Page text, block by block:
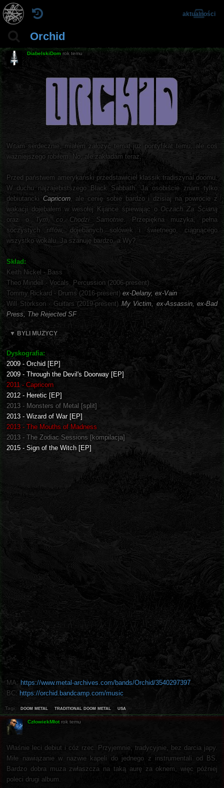
Orchid
aktualności
DiabelskiDom rok temu
Witam serdecznie, miałem założyć temat już pontyfikat temu, ale coś
ważniejszego robiłem. No, ale zakładam teraz.
Przed państwem amerykański przedstawiciel klassik tradiszynal doomu.
W duchu najzajebistszego Black Sabbath. Ja osobiście znam tylko
debiutancki Capricorn, ale cenię sobie bardzo i dzisiaj na powrocie z
wakacji dojebałem w wesołej Kijance śpiewając o Oczach Za Ścianą
oraz o Tym, co Chodzi Samotnie. Przepiękna muzyka, pełna
soczystych riffów, dojebanych solówek i świetnego, ciągnącego
wszystko wokalu. Ja szanuję bardzo, a Wy?
Skład:
Keith Nickel - Bass
Theo Mindell - Vocals, Percussion (2006-present)
Tommy Rickard - Drums (2016-present) ex-Delany, ex-Vain
Will Storkson - Guitars (2019-present) My Victim, ex-Assassin, ex-Bad
Press, The Rejected SF
▼ BYLI MUZYCY
Dyskografia:
2009 - Orchid [EP]
2009 - Through the Devil's Doorway [EP]
2011 - Capricorn
2012 - Heretic [EP]
2013 - Monsters of Metal [split]
2013 - Wizard of War [EP]
2013 - The Mouths of Madness
2013 - The Zodiac Sessions [kompilacja]
2015 - Sign of the Witch [EP]
MA: https://www.metal-archives.com/bands/Orchid/3540297397
BC: https://orchid.bandcamp.com/music
Tagi: doom metal traditional doom metal usa
CzłowiekMłot rok temu
Właśnie leci debiut i cóż rzec. Przyjemnie, tradycyjnie, bez darcia japy.
Miłe nawiązanie w nazwie kapeli do jednego z instrumentali od BS.
Bardzo dobra muza zwłaszcza na taką aurę za oknem, więc później
poleci drugi album.